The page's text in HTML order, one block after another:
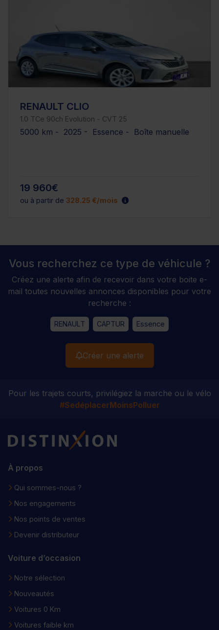
RENAULT CLIO
1.0 TCe 90ch Evolution - CVT 25
5000 km - 2025 - Essence - Boîte manuelle
19 960€
ou à partir de 328.25 €/mois
Vous recherchez ce type de véhicule ?
Créez une alerte afin de recevoir dans votre boite e-
mail toutes nouvelles annonces disponibles pour votre
recherche :
RENAULT CAPTUR Essence
Créer une alerte
Pour les trajets courts, privilégiez la marche ou le vélo
#SedéplacerMoinsPolluer
Distinxion
À propos
Qui sommes-nous ?
Nos engagements
Nos points de ventes
Devenir distributeur
Voiture d’occasion
Notre sélection
Nouveautés
Voitures 0 Km
Voitures faible km